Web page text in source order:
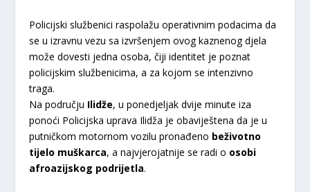
Policijski službenici raspolažu operativnim podacima da
se u izravnu vezu sa izvršenjem ovog kaznenog djela
može dovesti jedna osoba, čiji identitet je poznat
policijskim službenicima, a za kojom se intenzivno
traga.
Na području Ilidže, u ponedjeljak dvije minute iza
ponoći Policijska uprava Ilidža je obaviještena da je u
putničkom motornom vozilu pronađeno beživotno
tijelo muškarca, a najvjerojatnije se radi o osobi
afroazijskog podrijetla.